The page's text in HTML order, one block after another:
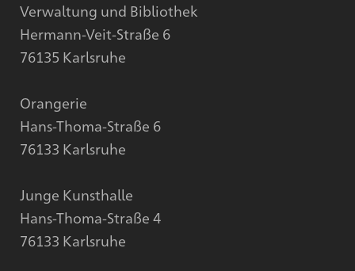
Verwaltung und Bibliothek
Hermann-Veit-Straße 6
76135 Karlsruhe
Orangerie
Hans-Thoma-Straße 6
76133 Karlsruhe
Junge Kunsthalle
Hans-Thoma-Straße 4
76133 Karlsruhe